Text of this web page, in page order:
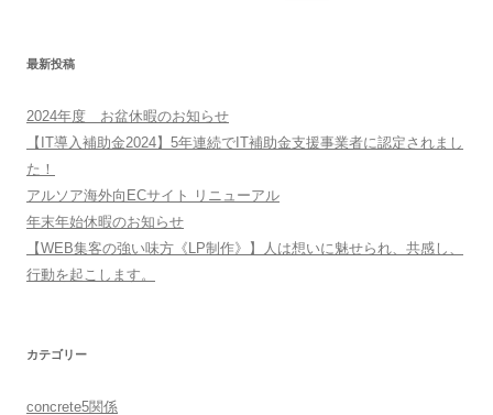
最新投稿
2024年度 お盆休暇のお知らせ
【IT導入補助金2024】5年連続でIT補助金支援事業者に認定されまし
た！
アルソア海外向ECサイト リニューアル
年末年始休暇のお知らせ
【WEB集客の強い味方《LP制作》】人は想いに魅せられ、共感し、
行動を起こします。
カテゴリー
concrete5関係